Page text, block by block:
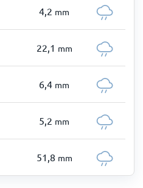
4,2 mm
22,1 mm
6,4 mm
5,2 mm
51,8 mm